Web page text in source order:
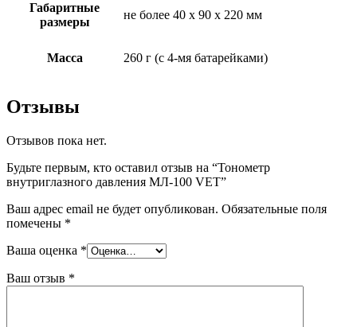
Габаритные
размеры
не более 40 х 90 х 220 мм
Масса 260 г (с 4-мя батарейками)
Отзывы
Отзывов пока нет.
Будьте первым, кто оставил отзыв на “Тонометр
внутриглазного давления МЛ-100 VET”
Ваш адрес email не будет опубликован. Обязательные поля
помечены *
Ваша оценка *
Ваш отзыв *